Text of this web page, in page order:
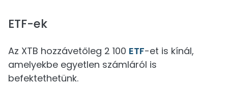
ETF-ek
Az XTB hozzávetőleg 2 100 ETF-et is kínál,
amelyekbe egyetlen számláról is
befektethetünk.